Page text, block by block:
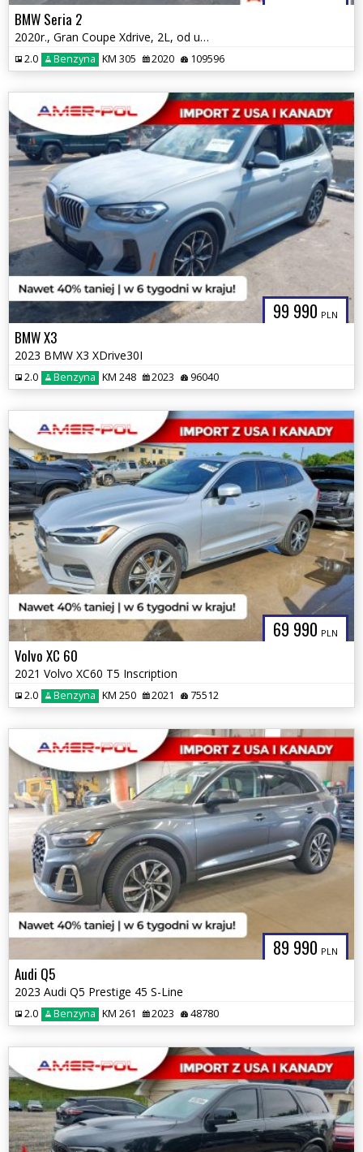
BMW Seria 2
2020r., Gran Coupe Xdrive, 2L, od ubezpieczalni
2.0 Benzyna KM 305 2020 109596
99 990 PLN
BMW X3
2023 BMW X3 XDrive30I
2.0 Benzyna KM 248 2023 96040
69 990 PLN
Volvo XC 60
2021 Volvo XC60 T5 Inscription
2.0 Benzyna KM 250 2021 75512
89 990 PLN
Audi Q5
2023 Audi Q5 Prestige 45 S-Line
2.0 Benzyna KM 261 2023 48780